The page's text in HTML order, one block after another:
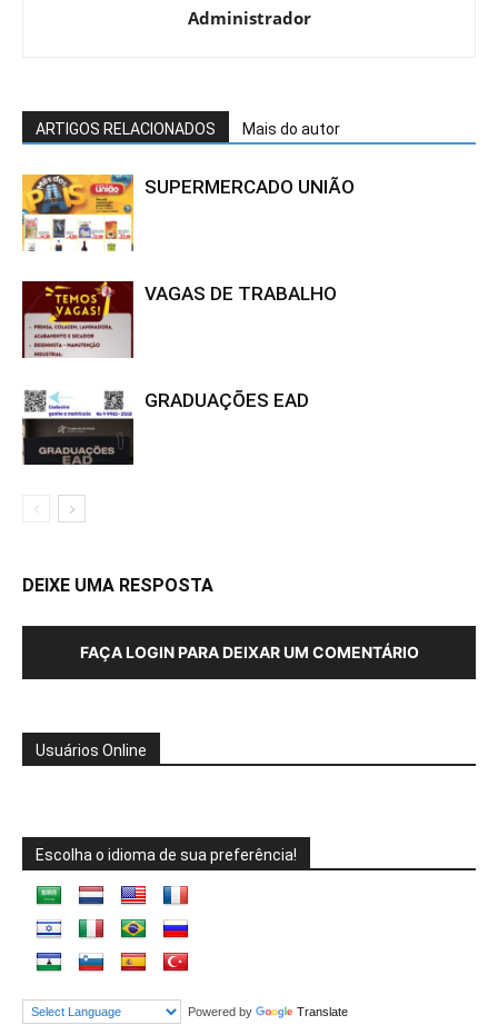
Administrador
ARTIGOS RELACIONADOS Mais do autor
SUPERMERCADO UNIÃO
VAGAS DE TRABALHO
GRADUAÇÕES EAD
DEIXE UMA RESPOSTA
FAÇA LOGIN PARA DEIXAR UM COMENTÁRIO
Usuários Online
Escolha o idioma de sua preferência!
Powered by Translate